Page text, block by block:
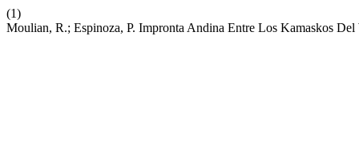
(1)
Moulian, R.; Espinoza, P. Impronta Andina Entre Los Kamaskos